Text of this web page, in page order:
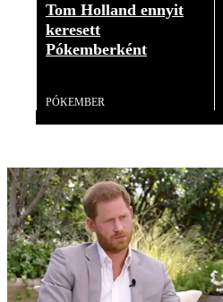
Tom Holland ennyit
keresett
Pókemberként
PÓKEMBER